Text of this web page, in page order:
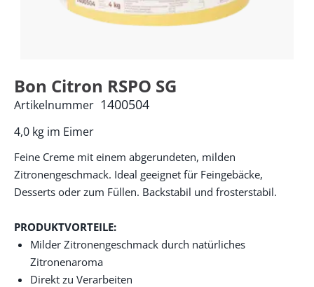
Bon Citron RSPO SG
4,0 kg im Eimer
Artikelnummer 1400504
Feine Creme mit einem abgerundeten, milden
Zitronengeschmack. Ideal geeignet für Feingebäcke,
Desserts oder zum Füllen. Backstabil und frosterstabil.
PRODUKTVORTEILE:
Milder Zitronengeschmack durch natürliches
Zitronenaroma
Direkt zu Verarbeiten